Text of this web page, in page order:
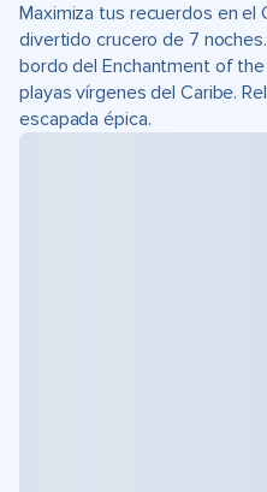
Maximiza tus recuerdos en el
divertido crucero de 7
bordo del Enchantment of
playas vírgenes del Caribe.
escapada épica.